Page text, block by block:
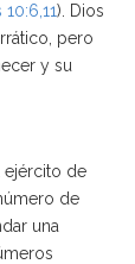
). Dios
pero
y su
ejército de
de
una